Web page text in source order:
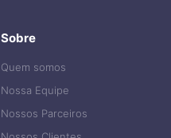
Sobre
Quem somos
Nossa Equipe
Nossos Parceiros